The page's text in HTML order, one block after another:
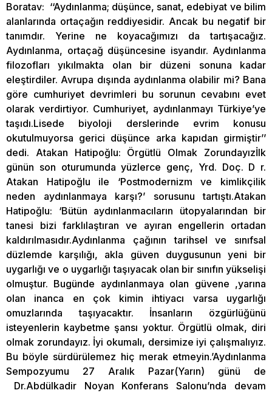
Boratav: ‘‘Aydınlanma; düşünce, sanat, edebiyat ve bilim
alanlarında ortaçağın reddiyesidir. Ancak bu negatif bir
tanımdır. Yerine ne koyacağımızı da tartışacağız.
Aydınlanma, ortaçağ düşüncesine isyandır. Aydınlanma
filozofları yıkılmakta olan bir düzeni sonuna kadar
eleştirdiler. Avrupa dışında aydınlanma olabilir mi? Bana
göre cumhuriyet devrimleri bu sorunun cevabını evet
olarak verdirtiyor. Cumhuriyet, aydınlanmayı Türkiye’ye
taşıdı.Lisede biyoloji derslerinde evrim konusu
okutulmuyorsa gerici düşünce arka kapıdan girmiştir’’
dedi. Atakan Hatipoğlu: Örgütlü Olmak Zorundayızİlk
günün son oturumunda yüzlerce genç, Yrd. Doç. D r.
Atakan Hatipoğlu ile ‘Postmodernizm ve kimlikçilik
neden aydınlanmaya karşı?’ sorusunu tartıştı.Atakan
Hatipoğlu: ‘Bütün aydınlanmacıların ütopyalarından bir
tanesi bizi farklılaştıran ve ayıran engellerin ortadan
kaldırılmasıdır.Aydınlanma çağının tarihsel ve sınıfsal
düzlemde karşılığı, akla güven duygusunun yeni bir
uygarlığı ve o uygarlığı taşıyacak olan bir sınıfın yükselişi
olmuştur. Bugünde aydınlanmaya olan güvene ,yarına
olan inanca en çok kimin ihtiyacı varsa uygarlığı
omuzlarında taşıyacaktır. İnsanların özgürlüğünü
isteyenlerin kaybetme şansı yoktur. Örgütlü olmak, diri
olmak zorundayız. İyi okumalı, dersimize iyi çalışmalıyız.
Bu böyle sürdürülemez hiç merak etmeyin.’Aydınlanma
Sempozyumu 27 Aralık Pazar(Yarın) günü de
Dr.Abdülkadir Noyan Konferans Salonu’nda devam